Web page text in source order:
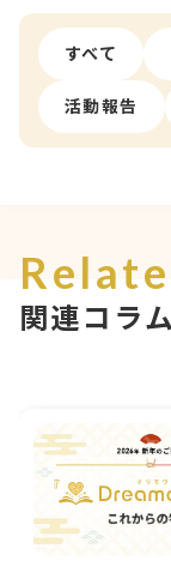
すべて
活動報告
関連コラ